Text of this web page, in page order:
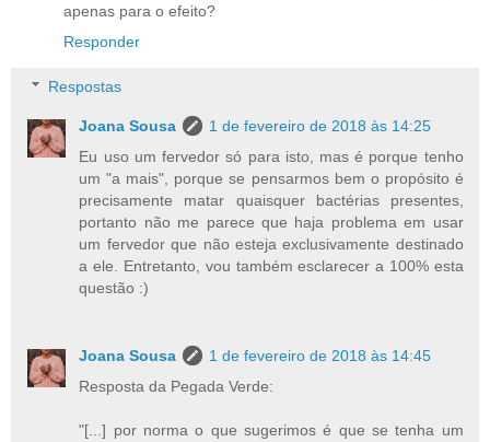
apenas para o efeito?
Responder
Respostas
Joana Sousa
1 de fevereiro de 2018 às 14:25
Eu uso um fervedor só para isto, mas é porque tenho
um "a mais", porque se pensarmos bem o propósito é
precisamente matar quaisquer bactérias presentes,
portanto não me parece que haja problema em usar
um fervedor que não esteja exclusivamente destinado
a ele. Entretanto, vou também esclarecer a 100% esta
questão :)
Joana Sousa
1 de fevereiro de 2018 às 14:45
Resposta da Pegada Verde:
"[...] por norma o que sugerimos é que se tenha um